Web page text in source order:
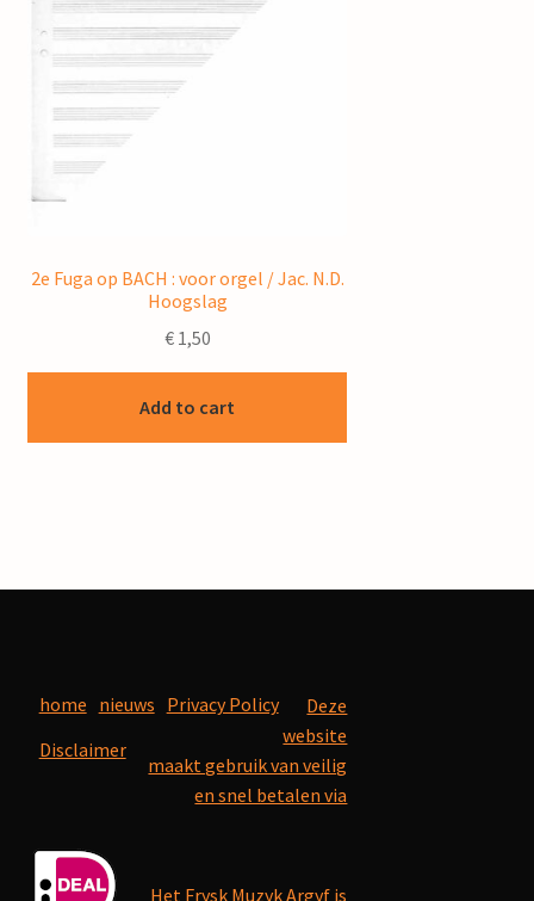
2e Fuga op BACH : voor orgel / Jac. N.D.
Hoogslag
€1,50
Add to cart
home nieuws Privacy Policy
Disclaimer
Deze
website
maakt gebruik van veilig
en snel betalen via
Het Frysk Muzyk Argyf is